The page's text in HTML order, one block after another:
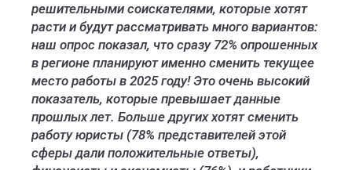
решительными соискателями, которые хотят
расти и будут рассматривать много вариантов:
наш опрос показал, что сразу 72% опрошенных
в регионе планируют именно сменить текущее
место работы в 2025 году! Это очень высокий
показатель, которые превышает данные
прошлых лет. Больше других хотят сменить
работу юристы (78% представителей этой
сферы дали положительные ответы),